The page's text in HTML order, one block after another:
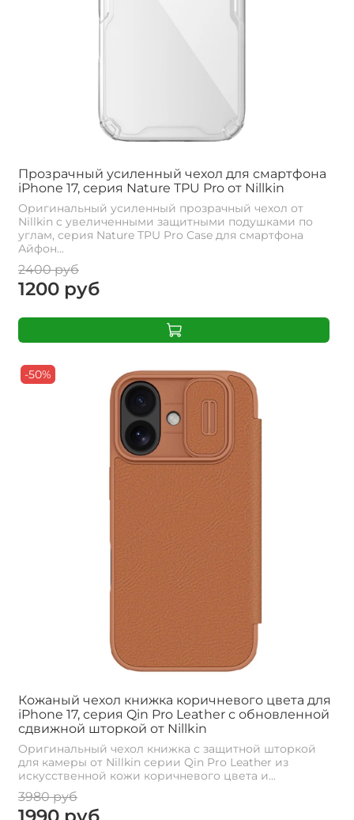
Прозрачный усиленный чехол для смартфона
iPhone 17, серия Nature TPU Pro от Nillkin
Оригинальный усиленный прозрачный чехол от
Nillkin c увеличенными защитными подушками по
углам, серия Nature TPU Pro Case для смартфона
Айфон...
2400 руб
1200 руб
-50%
Кожаный чехол книжка коричневого цвета для
iPhone 17, серия Qin Pro Leather с обновленной
сдвижной шторкой от Nillkin
Оригинальный чехол книжка с защитной шторкой
для камеры от Nillkin серии Qin Pro Leather из
искусственной кожи коричневого цвета и...
3980 руб